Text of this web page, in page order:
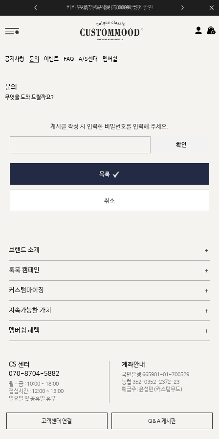
카카오채널 친구 추가 5,000원 쿠폰 할인
모바일 앱 자동 2,000원 할인
공지사항 문의 이벤트 FAQ A/S센터 멤버쉽
문의
무엇을 도와 드릴까요?
게시글 작성 시 입력한 비밀번호를 입력해 주세요.
확인
목록
취소
브랜드 소개
룩북 캠페인
커스텀마이징
지속가능한 가치
멤버쉽 혜택
CS 센터
070-8704-5882
월 - 금 : 10:00 ~ 18:00
점심시간 : 12:00 ~ 13:00
일요일 및 공휴일 휴무
계좌안내
국민은행 665901-01-700529
농협 352-0352-2372-23
예금주: 윤성민(커스텀무드)
고객센터 연결 Q&A 게시판